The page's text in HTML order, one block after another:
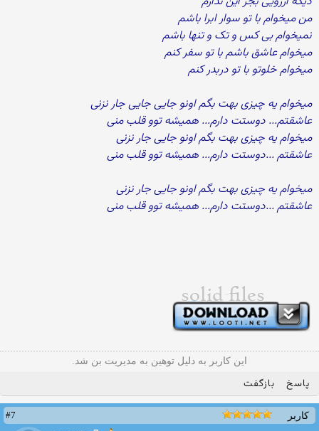
من میخوام با تو سوار ابرا باشم
نمیخوام بی کس و تک و تنها باشم
میخوام عاشق باشم با تو سفر کنم
میخوام خلوتو با تو دربدر کنم
میخوام یه چیزی بهت بگم اونو جایی جایی جار نزنی
عاشقتم... دوستت دارم... همیشه توو قلب منی
میخوام یه چیزی بهت بگم اونو جایی جار نزنی
عاشقتم ...دوستت دارم... همیشه توو قلب منی
میخوام یه چیزی بهت بگم اونو جایی جار نزنی
عاشقتم ...دوستت دارم... همیشه توو قلب منی
این کاربر به دلیل توهین به مدیریت بن شد.
پاسخ بازگفت
کاربر
#7